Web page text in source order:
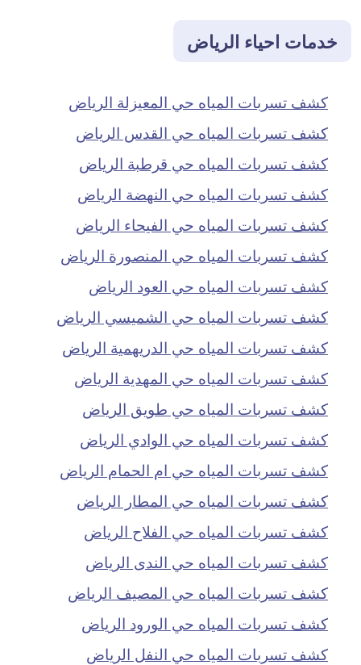
خدمات احياء الرياض
كشف تسربات المياه حي المعيزلة الرياض
كشف تسربات المياه حي القدس الرياض
كشف تسربات المياه حي قرطبة الرياض
كشف تسربات المياه حي النهضة الرياض
كشف تسربات المياه حي الفيحاء الرياض
كشف تسربات المياه حي المنصورة الرياض
كشف تسربات المياه حي العود الرياض
كشف تسربات المياه حي الشميسي الرياض
كشف تسربات المياه حي الدريهمية الرياض
كشف تسربات المياه حي المهدية الرياض
كشف تسربات المياه حي طويق الرياض
كشف تسربات المياه حي الوادي الرياض
كشف تسربات المياه حي ام الحمام الرياض
كشف تسربات المياه حي المطار الرياض
كشف تسربات المياه حي الفلاح الرياض
كشف تسربات المياه حي الندى الرياض
كشف تسربات المياه حي المصيف الرياض
كشف تسربات المياه حي الورود الرياض
كشف تسربات المياه حي النفل الرياض